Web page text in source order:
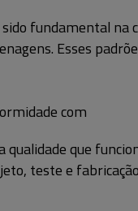
fundamental
Esses
com
que
teste e